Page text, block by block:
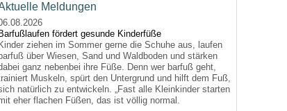
Meldungen
Barfußlaufen fördert gesunde Kinderfüße
Kinder ziehen im Sommer gerne die Schuhe aus, laufen
barfuß über Wiesen, Sand und Waldboden und stärken
ganz nebenbei ihre Füße. Denn wer barfuß geht,
Muskeln, spürt den Untergrund und hilft dem Fuß,
natürlich zu entwickeln. „Fast alle Kleinkinder starten
eher flachen Füßen, das ist völlig normal.